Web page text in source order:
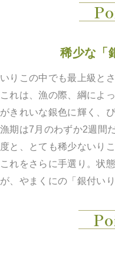
稀少な「
いりこの中でも最上級と
これは、漁の際、綱によ
がきれいな銀色に輝く、
漁期は7月のわずか2週間
度と、とても稀少ないりこ
これをさらに手選り。状
が、やまくにの「銀付いり